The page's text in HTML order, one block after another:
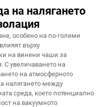
на налягането
особено на по-големи
върху
на винени чаши за
С увеличаването на
на атмосферното
налягането между
среда, което потенциално
на вакуумното